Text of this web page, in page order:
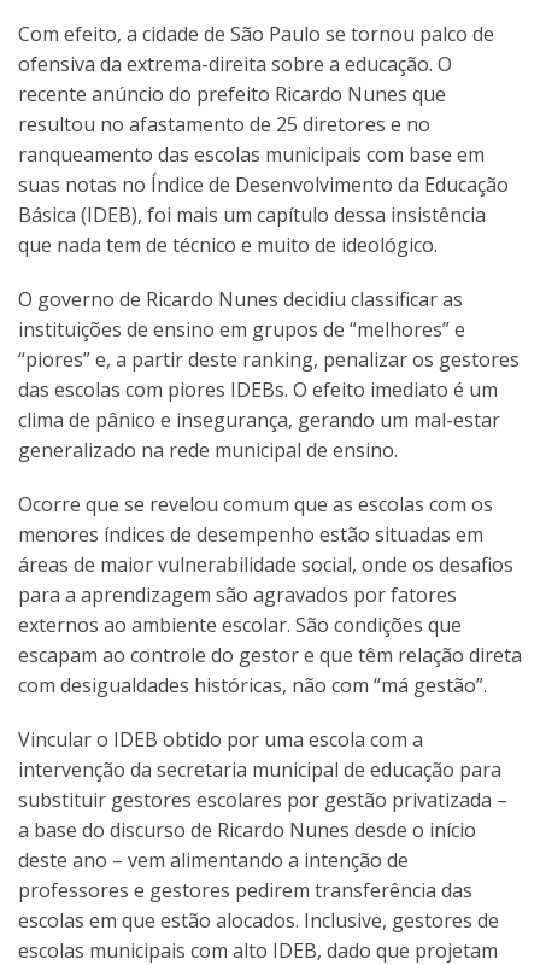
Com efeito, a cidade de São Paulo se tornou palco de
ofensiva da extrema-direita sobre a educação. O
recente anúncio do prefeito Ricardo Nunes que
resultou no afastamento de 25 diretores e no
ranqueamento das escolas municipais com base em
suas notas no Índice de Desenvolvimento da Educação
Básica (IDEB), foi mais um capítulo dessa insistência
que nada tem de técnico e muito de ideológico.
O governo de Ricardo Nunes decidiu classificar as
instituições de ensino em grupos de “melhores” e
“piores” e, a partir deste ranking, penalizar os gestores
das escolas com piores IDEBs. O efeito imediato é um
clima de pânico e insegurança, gerando um mal-estar
generalizado na rede municipal de ensino.
Ocorre que se revelou comum que as escolas com os
menores índices de desempenho estão situadas em
áreas de maior vulnerabilidade social, onde os desafios
para a aprendizagem são agravados por fatores
externos ao ambiente escolar. São condições que
escapam ao controle do gestor e que têm relação direta
com desigualdades históricas, não com “má gestão”.
Vincular o IDEB obtido por uma escola com a
intervenção da secretaria municipal de educação para
substituir gestores escolares por gestão privatizada –
a base do discurso de Ricardo Nunes desde o início
deste ano – vem alimentando a intenção de
professores e gestores pedirem transferência das
escolas em que estão alocados. Inclusive, gestores de
escolas municipais com alto IDEB, dado que projetam